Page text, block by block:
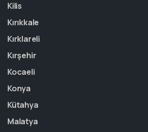
Kilis
Kırıkkale
Kırklareli
Kırşehir
Kocaeli
Konya
Kütahya
Malatya